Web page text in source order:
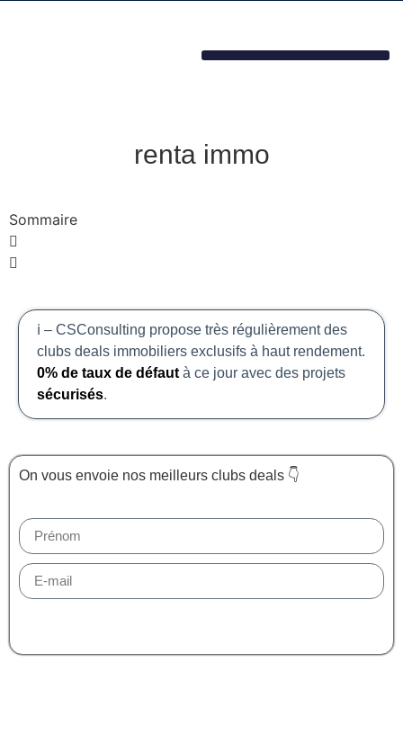
renta immo
Sommaire
ℹ️ – CSConsulting propose très régulièrement des
clubs deals immobiliers exclusifs à haut rendement.
0% de taux de défaut à ce jour avec des projets
sécurisés.
On vous envoie nos meilleurs clubs deals 👇